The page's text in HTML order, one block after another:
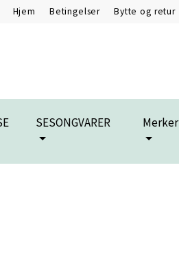
Hjem Betingelser Bytte og retur
SESONGVARER Merker